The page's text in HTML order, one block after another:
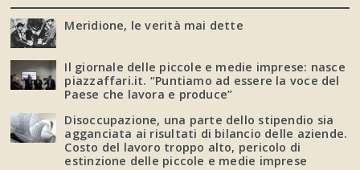
Meridione, le verità mai dette
Il giornale delle piccole e medie imprese: nasce
piazzaffari.it. “Puntiamo ad essere la voce del
Paese che lavora e produce”
Disoccupazione, una parte dello stipendio sia
agganciata ai risultati di bilancio delle aziende.
Costo del lavoro troppo alto, pericolo di
estinzione delle piccole e medie imprese